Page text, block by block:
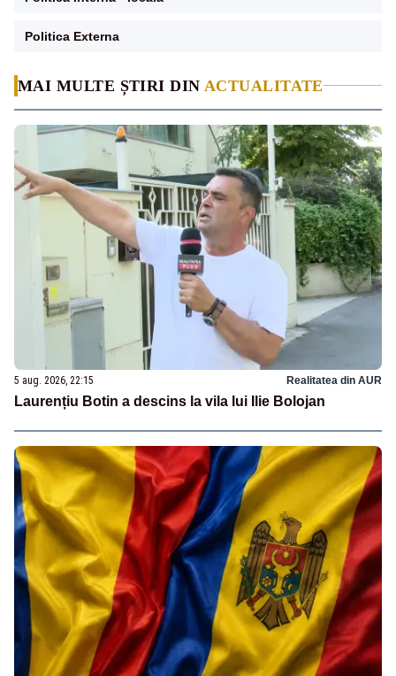
MAI MULTE ȘTIRI DIN ACTUALITATE
5 aug. 2026, 22:15 Realitatea din AUR
Laurențiu Botin a descins la vila lui Ilie Bolojan
Politica Externa